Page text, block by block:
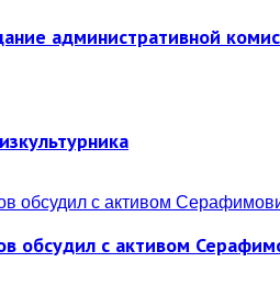
административной
обсудил с активом